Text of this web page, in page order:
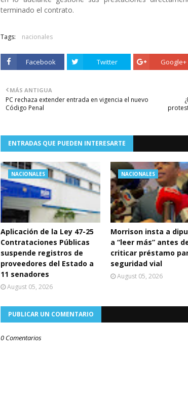
terminado el contrato.
Tags: nacionales
Facebook Twitter Google+
MÁS ANTIGUA
PC rechaza extender entrada en vigencia el nuevo
Código Penal
ENTRADAS QUE PUEDEN INTERESARTE
NACIONALES
Aplicación de la Ley 47-25
Contrataciones Públicas
suspende registros de
proveedores del Estado a
11 senadores
August 05, 2026
NACIONALES
Morrison insta a
a “leer más” antes
criticar préstamo
seguridad vial
August 05, 2026
PUBLICAR UN COMENTARIO
0 Comentarios